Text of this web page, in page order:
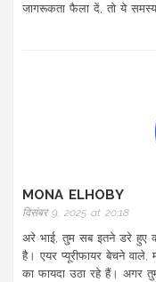
जागरूकता फैला दें, तो ये
MONA ELHOBY
दिसंबर 9, 2025 at 20:18
अरे भाई, तुम सब इतने डरे हुए
है। एयर प्यूरीफायर बेचने
का फायदा उठा रहे हैं। अगर